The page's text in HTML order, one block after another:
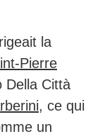
la
Pierre
Della Città
, ce qui
un